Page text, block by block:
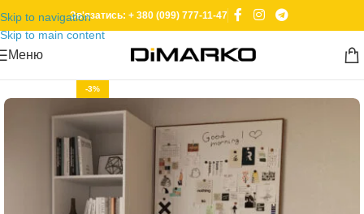
Skip to navigation
Skip to main content
Зв'язатись: + 380 (099) 777-11-47
Меню
-3%